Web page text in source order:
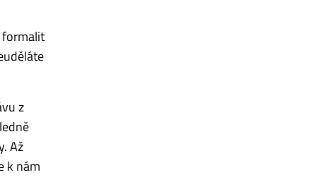
formalit
z
Až
k nám